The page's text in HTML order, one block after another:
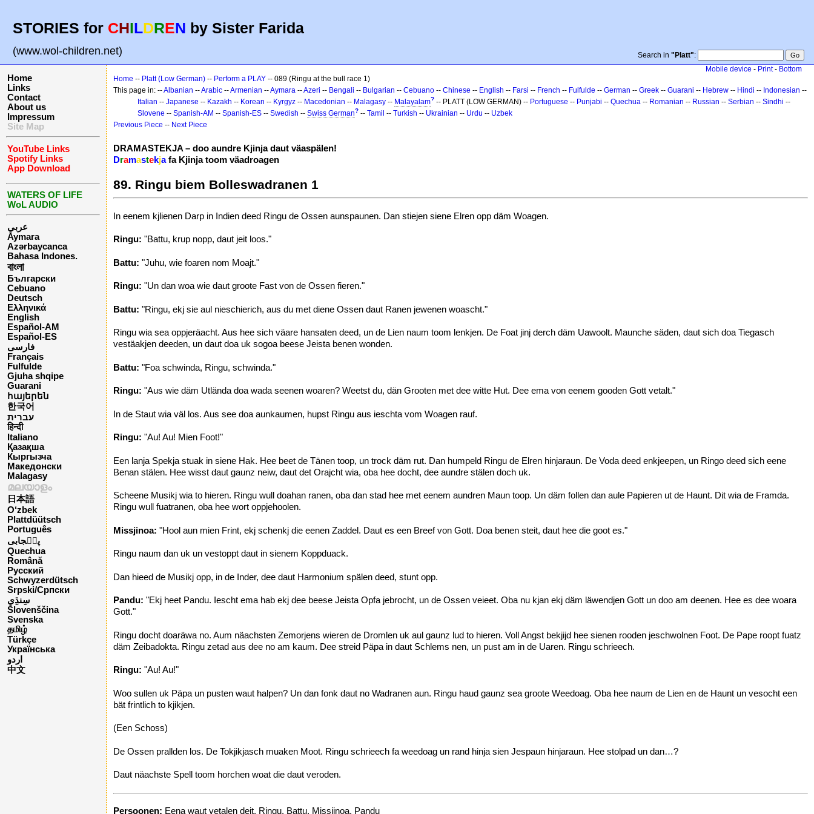
STORIES for CHILDREN by Sister Farida
(www.wol-children.net) Search in "Platt":
Home
Links
Contact
About us
Impressum
Site Map
YouTube Links
Spotify Links
App Download
WATERS OF LIFE
WoL AUDIO
عربي
Aymara
Azərbaycanca
Bahasa Indones.
বাংলা
Български
Cebuano
Deutsch
Ελληνικά
English
Español-AM
Español-ES
فارسی
Français
Fulfulde
Gjuha shqipe
Guarani
հայերեն
한국어
עברית
हिन्दी
Italiano
Қазақша
Кыргызча
Македонски
Malagasy
മലയാളം
日本語
O‘zbek
Plattdüütsch
Português
پن٘جابی
Quechua
Română
Русский
Schwyzerdütsch
Srpski/Српски
Slovenščina
Svenska
தமிழ்
Türkçe
Українська
اردو
中文
Mobile device - Print- Bottom
Home -- Platt (Low German) -- Perform a PLAY -- 089 (Ringu at the bull race 1)
This page in: --Albanian --Arabic --Armenian --Aymara --Azeri -- Bengali -- Bulgarian -- Cebuano -- Chinese -- English -- Farsi -- French -- Fulfulde -- German -- Greek -- Guarani -- Hebrew -- Hindi -- Indonesian --
Italian -- Japanese -- Kazakh -- Korean -- Kyrgyz -- Macedonian -- Malagasy -- Malayalam? -- PLATT (LOW GERMAN) -- Portuguese -- Punjabi -- Quechua -- Romanian -- Russian -- Serbian -- Sindhi --
Slovene -- Spanish-AM -- Spanish-ES -- Swedish -- Swiss German? -- Tamil -- Turkish -- Ukrainian -- Urdu -- Uzbek
Previous Piece -- Next Piece
DRAMASTEKJA – doo aundre Kjinja daut väaspälen!
Dramastekjafa Kjinja toom väadroagen
89. Ringu biem Bolleswadranen 1
In eenem kjlienen Darp in Indien deed Ringu de Ossen aunspaunen. Dan stiejen siene Elren opp däm Woagen.
Ringu: "Battu, krup nopp, daut jeit loos."
Battu: "Juhu, wie foaren nom Moajt."
Ringu: "Un dan woa wie daut groote Fast von de Ossen fieren."
Battu: "Ringu, ekj sie aul nieschierich, aus du met diene Ossen daut Ranen jewenen woascht."
Ringu wia sea oppjeräacht. Aus hee sich väare hansaten deed, un de Lien naum toom lenkjen. De Foat jinj derch däm Uawoolt. Maunche säden, daut sich doa Tiegasch
vestäakjen deeden, un daut doa uk sogoa beese Jeista benen wonden.
Battu: "Foa schwinda, Ringu, schwinda."
Ringu: "Aus wie däm Utlända doa wada seenen woaren? Weetst du, dän Grooten met dee witte Hut. Dee ema von eenem gooden Gott vetalt."
In de Staut wia väl los. Aus see doa aunkaumen, hupst Ringu aus ieschta vom Woagen rauf.
Ringu: "Au! Au! Mien Foot!"
Een lanja Spekja stuak in siene Hak. Hee beet de Tänen toop, un trock däm rut. Dan humpeld Ringu de Elren hinjaraun. De Voda deed enkjeepen, un Ringo deed sich eene
Benan stälen. Hee wisst daut gaunz neiw, daut det Orajcht wia, oba hee docht, dee aundre stälen doch uk.
Scheene Musikj wia to hieren. Ringu wull doahan ranen, oba dan stad hee met eenem aundren Maun toop. Un däm follen dan aule Papieren ut de Haunt. Dit wia de Framda.
Ringu wull fuatranen, oba hee wort oppjehoolen.
Missjinoa: "Hool aun mien Frint, ekj schenkj die eenen Zaddel. Daut es een Breef von Gott. Doa benen steit, daut hee die goot es."
Ringu naum dan uk un vestoppt daut in sienem Koppduack.
Dan hieed de Musikj opp, in de Inder, dee daut Harmonium spälen deed, stunt opp.
Pandu: "Ekj heet Pandu. Iescht ema hab ekj dee beese Jeista Opfa jebrocht, un de Ossen veieet. Oba nu kjan ekj däm läwendjen Gott un doo am deenen. Hee es dee woara
Gott."
Ringu docht doaräwa no. Aum näachsten Zemorjens wieren de Dromlen uk aul gaunz lud to hieren. Voll Angst bekjijd hee sienen rooden jeschwolnen Foot. De Pape roopt fuatz
däm Zeibadokta. Ringu zetad aus dee no am kaum. Dee streid Päpa in daut Schlems nen, un pust am in de Uaren. Ringu schrieech.
Ringu: "Au! Au!"
Woo sullen uk Päpa un pusten waut halpen? Un dan fonk daut no Wadranen aun. Ringu haud gaunz sea groote Weedoag. Oba hee naum de Lien en de Haunt un vesocht een
bät frintlich to kjikjen.
(Een Schoss)
De Ossen prallden los. De Tokjikjasch muaken Moot. Ringu schrieech fa weedoag un rand hinja sien Jespaun hinjaraun. Hee stolpad un dan…?
Daut näachste Spell toom horchen woat die daut veroden.
Persoonen: Eena waut vetalen deit, Ringu, Battu, Missjinoa, Pandu